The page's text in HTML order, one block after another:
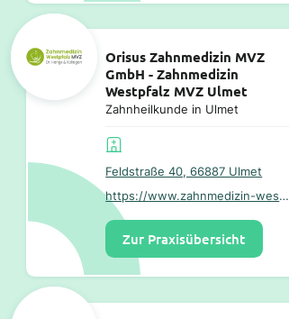
Orisus Zahnmedizin MVZ
GmbH - Zahnmedizin
Westpfalz MVZ Ulmet
Zahnheilkunde in Ulmet
Feldstraße 40, 66887 Ulmet
https://www.zahnmedizin-westpfalz.de/
Zur Praxisübersicht